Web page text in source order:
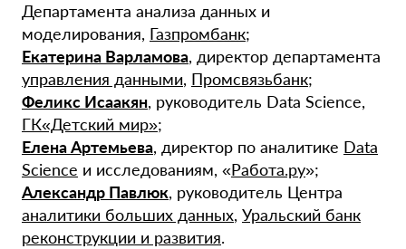
Департамента анализа данных и
моделирования, Газпромбанк;
Екатерина Варламова, директор департамента
управления данными, Промсвязьбанк;
Феликс Исаакян, руководитель Data Science,
ГК«Детский мир»;
Елена Артемьева, директор по аналитике Data
Science и исследованиям, «Работа.ру»;
Александр Павлюк, руководитель Центра
аналитики больших данных, Уральский банк
реконструкции и развития.